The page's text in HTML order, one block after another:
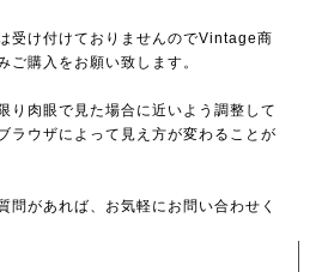
受け付けておりませんのでVintage商
ご購入をお願い致します。
り肉眼で見た場合に近いよう調整して
ラウザによって見え方が変わることが
問があれば、お気軽にお問い合わせく